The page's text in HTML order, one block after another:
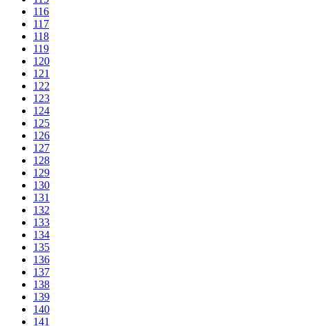
116
117
118
119
120
121
122
123
124
125
126
127
128
129
130
131
132
133
134
135
136
137
138
139
140
141